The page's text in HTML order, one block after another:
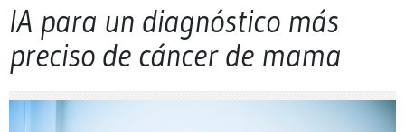
IA para un diagnóstico más
preciso de cáncer de mama